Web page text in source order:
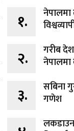
१.
नेपालमा
२.
गरीब
३.
सबिना
गणेश